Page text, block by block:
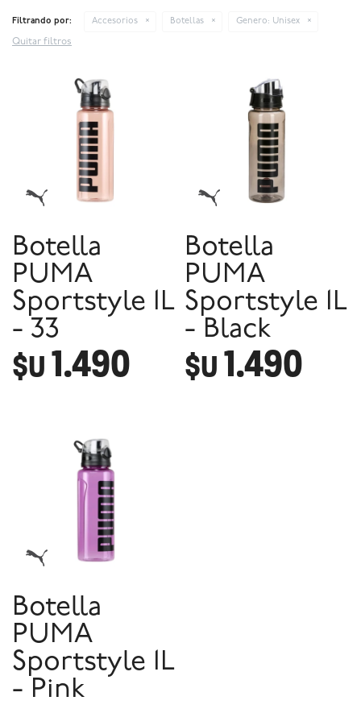
Filtrando por: Accesorios Botellas Genero: Unisex
Quitar filtros
Botella
PUMA
Sportstyle 1L
- 33
$U1.490
Botella
PUMA
Sportstyle 1L
- Black
$U1.490
Botella
PUMA
Sportstyle 1L
- Pink